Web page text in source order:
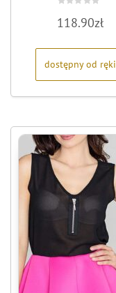
0118.90zł
dostępny od ręki